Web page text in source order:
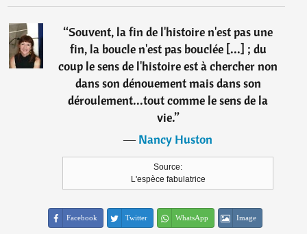
“Souvent, la fin de l'histoire n'est pas une
fin, la boucle n'est pas bouclée [...] ; du
coup le sens de l'histoire est à chercher non
dans son dénouement mais dans son
déroulement...tout comme le sens de la
vie.”
―Nancy Huston
Source:
L'espèce fabulatrice
Facebook Twitter WhatsApp Image